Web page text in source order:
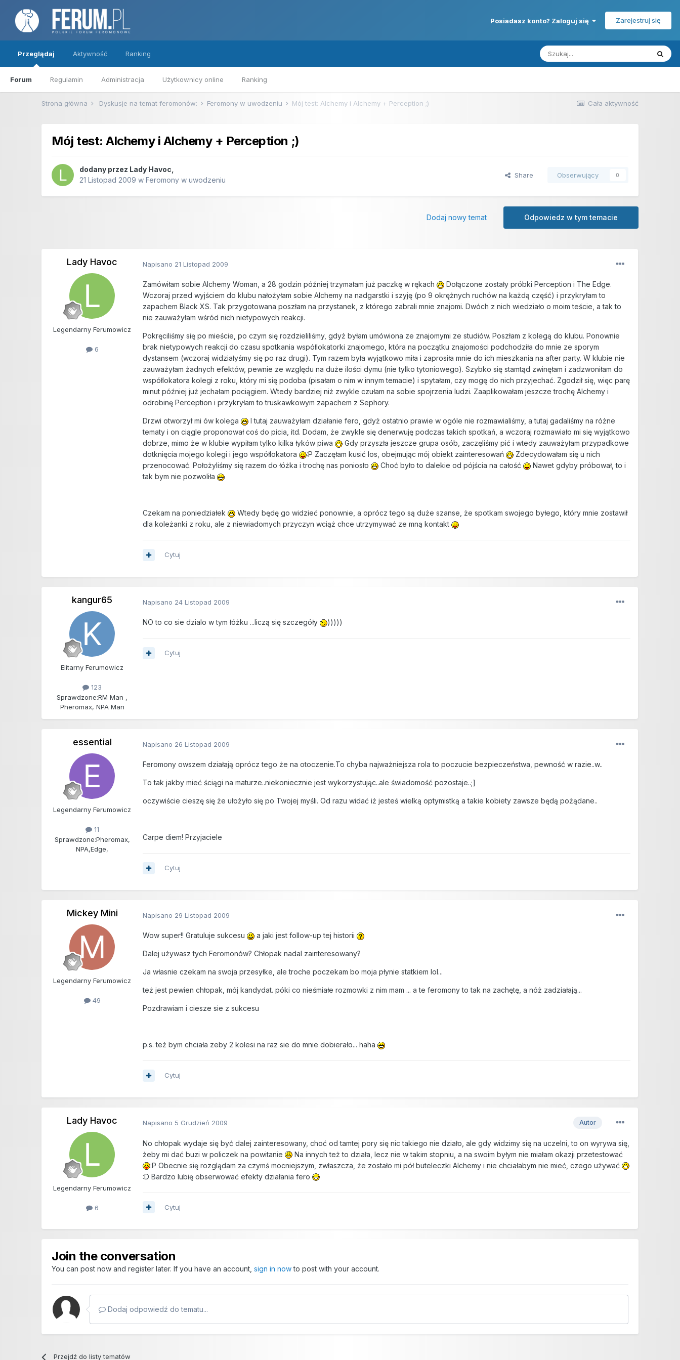
Posiadasz konto? Zaloguj się Zarejestruj się
Przeglądaj
Forum Regulamin Administracja Użytkownicy online Ranking
Aktywność Ranking
Cała aktywność
Strona główna Dyskusje na temat feromonów: Feromony w uwodzeniu Mój test: Alchemy i Alchemy + Perception ;)
Mój test: Alchemy i Alchemy + Perception ;)
dodany przez Lady Havoc
21 Listopad 2009 wFeromony w uwodzeniu
Share Obserwujący 0
Odpowiedz w tym temacie
Dodaj nowy temat
Lady Havoc
Legendarny Ferumowicz
6
Napisano 21 Listopad 2009
Zamówiłam sobie Alchemy Woman, a 28 godzin później trzymałam już paczkę w rękach
Dołączone zostały próbki Perception i The Edge.
Wczoraj przed wyjściem do klubu nałożyłam sobie Alchemy na nadgarstki i szyję (po 9 okrężnych ruchów na każdą część) i przykryłam to
zapachem Black XS. Tak przygotowana poszłam na przystanek, z którego zabrali mnie znajomi. Dwóch z nich wiedziało o moim teście, a tak to
nie zauważyłam wśród nich nietypowych reakcji.
Pokręciliśmy się po mieście, po czym się rozdzieliliśmy, gdyż byłam umówiona ze znajomymi ze studiów. Poszłam z kolegą do klubu. Ponownie
brak nietypowych reakcji do czasu spotkania współlokatorki znajomego, która na początku znajomości podchodziła do mnie ze sporym
dystansem (wczoraj widziałyśmy się po raz drugi). Tym razem była wyjątkowo miła i zaprosiła mnie do ich mieszkania na after party. W klubie nie
zauważyłam żadnych efektów, pewnie ze względu na duże ilości dymu (nie tylko tytoniowego). Szybko się stamtąd zwinęłam i zadzwoniłam do
współlokatora kolegi z roku, który mi się podoba (pisałam o nim w innym temacie) i spytałam, czy mogę do nich przyjechać. Zgodził się, więc parę
minut później już jechałam pociągiem. Wtedy bardziej niż zwykle czułam na sobie spojrzenia ludzi. Zaaplikowałam jeszcze trochę Alchemy i
odrobinę Perception i przykryłam to truskawkowym zapachem z Sephory.
Drzwi otworzył mi ów kolega
I tutaj zauważyłam działanie fero, gdyż ostatnio prawie w ogóle nie rozmawialiśmy, a tutaj gadaliśmy na różne
tematy i on ciągle proponował coś do picia, itd. Dodam, że zwykle się denerwuję podczas takich spotkań, a wczoraj rozmawiało mi się wyjątkowo
dobrze, mimo że w klubie wypiłam tylko kilka łyków piwa
Gdy przyszła jeszcze grupa osób, zaczęliśmy pić i wtedy zauważyłam przypadkowe
dotknięcia mojego kolegi i jego współlokatora
:P Zaczęłam kusić los, obejmując mój obiekt zainteresowań
Zdecydowałam się u nich
przenocować. Położyliśmy się razem do łóżka i trochę nas poniosło
Choć było to dalekie od pójścia na całość
Nawet gdyby próbował, to i
tak bym nie pozwoliła
Czekam na poniedziałek
Wtedy będę go widzieć ponownie, a oprócz tego są duże szanse, że spotkam swojego byłego, który mnie zostawił
dla koleżanki z roku, ale z niewiadomych przyczyn wciąż chce utrzymywać ze mną kontakt
Cytuj
kangur65
Elitarny Ferumowicz
123
Sprawdzone:RM Man ,
Pheromax, NPA Man
Napisano 24 Listopad 2009
NO to co sie dzialo w tym łóżku ...liczą się szczegóły )))))
Cytuj
essential
Legendarny Ferumowicz
11
Sprawdzone:Pheromax,
NPA,Edge,
Napisano 26 Listopad 2009
Feromony owszem działają oprócz tego że na otoczenie.To chyba najważniejsza rola to poczucie bezpieczeństwa, pewność w razie..w..
To tak jakby mieć ściągi na maturze..niekoniecznie jest wykorzystując..ale świadomość pozostaje..;]
oczywiście cieszę się że ułożyło się po Twojej myśli. Od razu widać iż jesteś wielką optymistką a takie kobiety zawsze będą pożądane..
Carpe diem! Przyjaciele
Cytuj
Mickey Mini
Legendarny Ferumowicz
49
Napisano 29 Listopad 2009
Wow super!! Gratuluje sukcesu a jaki jest follow-up tej historii
Dalej używasz tych Feromonów? Chłopak nadal zainteresowany?
Ja własnie czekam na swoja przesyłke, ale troche poczekam bo moja płynie statkiem lol...
też jest pewien chłopak, mój kandydat. póki co nieśmiałe rozmowki z nim mam ... a te feromony to tak na zachętę, a nóż zadziałają...
Pozdrawiam i ciesze sie z sukcesu
p.s. też bym chciała zeby 2 kolesi na raz sie do mnie dobierało... haha
Cytuj
Lady Havoc
Legendarny Ferumowicz
6
Autor
Napisano 5 Grudzień 2009
No chłopak wydaje się być dalej zainteresowany, choć od tamtej pory się nic takiego nie działo, ale gdy widzimy się na uczelni, to on wyrywa się,
żeby mi dać buzi w policzek na powitanie
Na innych też to działa, lecz nie w takim stopniu, a na swoim byłym nie miałam okazji przetestować
:P Obecnie się rozglądam za czymś mocniejszym, zwłaszcza, że zostało mi pół buteleczki Alchemy i nie chciałabym nie mieć, czego używać
:D Bardzo lubię obserwować efekty działania fero
Cytuj
Join the conversation
You can post now and register later. If you have an account,sign in nowto post with your account.
Dodaj odpowiedź do tematu...
Przejdź do listy tematów